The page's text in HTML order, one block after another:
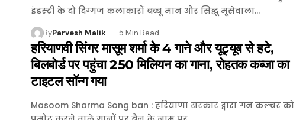
इंडस्ट्री के दो दिग्गज कलाकारों बब्बू मान और सिद्धू मूसेवाला…
ByParvesh Malik 5 Min Read
हरियाणवी सिंगर मासूम शर्मा के 4 गाने और यूट्यूब से हटे,
बिलबोर्ड पर पहुंचा 250 मिलियन का गाना, रोहतक कब्जा का
टाइटल सॉन्ग गया
Masoom Sharma Song ban : हरियाणा सरकार द्वारा गन कल्चर को